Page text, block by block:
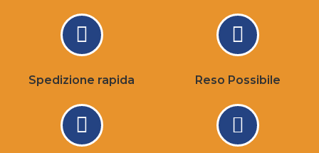
Spedizione rapida Reso Possibile